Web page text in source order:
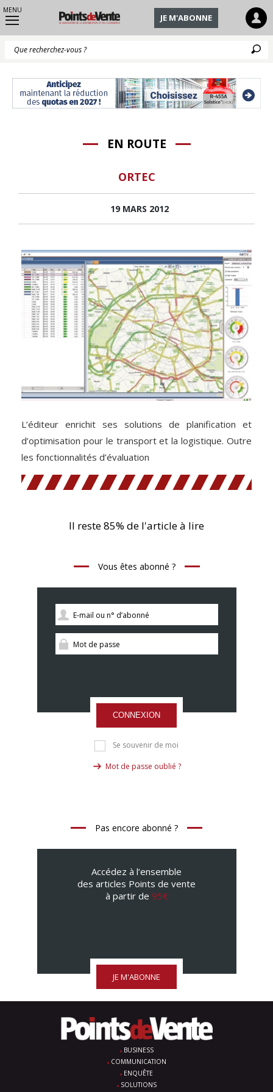
MENU
JE M'ABONNE
EN ROUTE
ORTEC
19 MARS 2012
L’éditeur enrichit ses solutions de planification et
d’optimisation pour le transport et la logistique. Outre
les fonctionnalités d’évaluation
Il reste 85% de l'article à lire
Vous êtes abonné ?
CONNEXION
Se souvenir de moi
Mot de passe oublié ?
Pas encore abonné ?
Accédez à l’ensemble
des articles Points de vente
à partir de 95€
JE M'ABONNE
BUSINESS
COMMUNICATION
ENQUÊTE
SOLUTIONS